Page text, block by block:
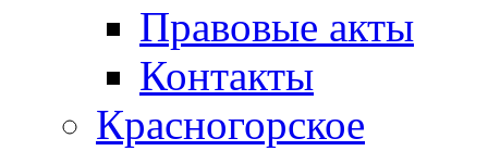
Правовые акты
Контакты
Красногорское